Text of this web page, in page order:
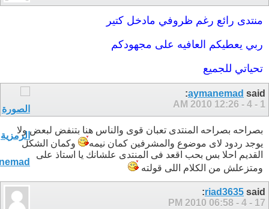
منتدى رائع رغم ظروفي مادخل كتير
ربي يعطيكم العافيه على مجهودكم
تحياتي للجميع
aymanemad said:
1 - 4 - 2010
12:26 AM
بصراحه بصراحه المنتدى تعبان قوى والناس هنا بتنفض لبعض ولا
يوجد ردود لاى موضوع والمشرفين كمان نيمه
وكمان الشكل
القديم احلا بس بحب اقعد فى المنتدى علشانك يا استاذ على
ومتزعلش من الكلام اللى قولته
riad3635 said:
17 - 4 - 2010
06:58 PM